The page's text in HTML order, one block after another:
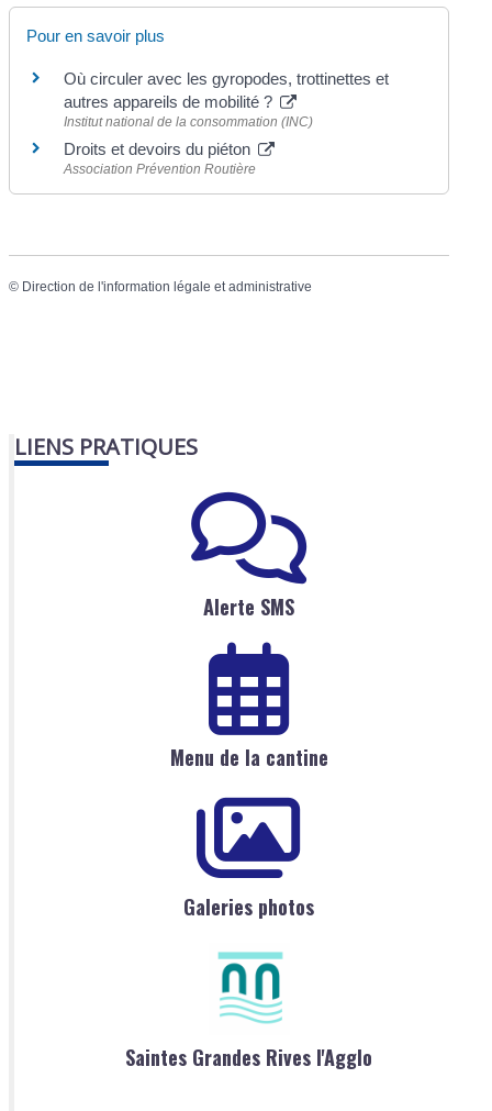
Pour en savoir plus
Où circuler avec les gyropodes, trottinettes et
autres appareils de mobilité ?
Institut national de la consommation (INC)
Droits et devoirs du piéton
Association Prévention Routière
© Direction de l'information légale et administrative
LIENS PRATIQUES
Alerte SMS
Menu de la cantine
Galeries photos
Saintes Grandes Rives l'Agglo